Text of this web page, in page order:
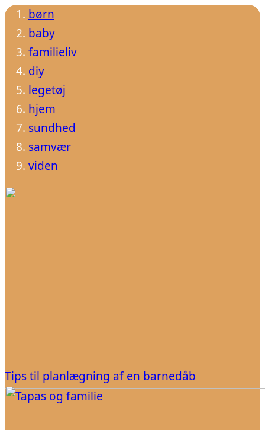
børn
baby
familieliv
diy
legetøj
hjem
sundhed
samvær
viden
Tips til planlægning af en barnedåb